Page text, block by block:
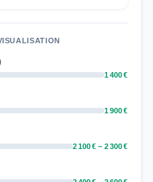
1 400 €
1 900 €
2 100 € – 2 300 €